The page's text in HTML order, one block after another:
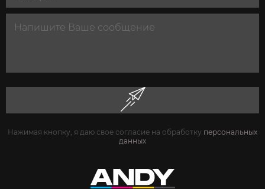
Нажимая кнопку, я даю свое согласие на обработку персональных
данных